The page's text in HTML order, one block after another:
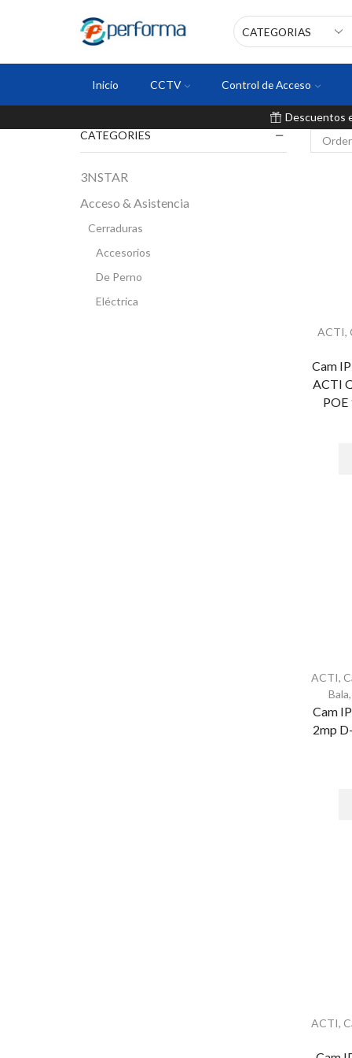
Inicio CCTV Control de Acceso
Descuentos
ACTI,
Cam
ACTI
ACTI,
Bala,
Cam
2mp
ACTI,
CATEGORIES
3NSTAR
Acceso & Asistencia
Cerraduras
Accesorios
De Perno
Eléctrica